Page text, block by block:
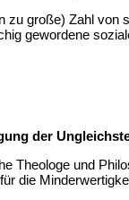
zu große) Zahl von
gewordene
der
Theologe und
die